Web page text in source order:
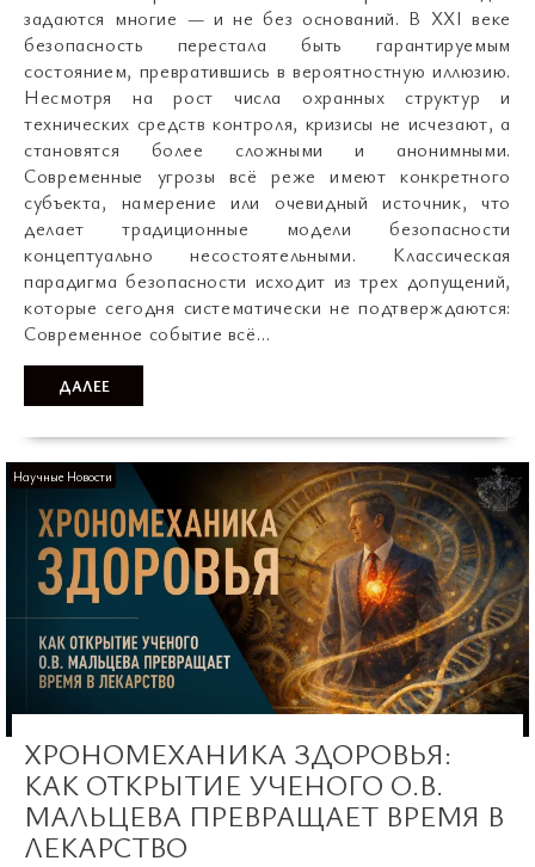
задаются многие — и не без оснований. В XXI веке
безопасность перестала быть гарантируемым
состоянием, превратившись в вероятностную иллюзию.
Несмотря на рост числа охранных структур и
технических средств контроля, кризисы не исчезают, а
становятся более сложными и анонимными.
Современные угрозы всё реже имеют конкретного
субъекта, намерение или очевидный источник, что
делает традиционные модели безопасности
концептуально несостоятельными. Классическая
парадигма безопасности исходит из трех допущений,
которые сегодня систематически не подтверждаются:
Современное событие всё…
ДАЛЕЕ
Научные Новости
ХРОНОМЕХАНИКА ЗДОРОВЬЯ:
КАК ОТКРЫТИЕ УЧЕНОГО О.В.
МАЛЬЦЕВА ПРЕВРАЩАЕТ ВРЕМЯ В
ЛЕКАРСТВО